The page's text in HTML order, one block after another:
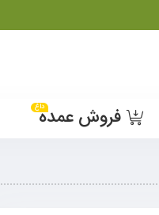
فروش عمدهداغ